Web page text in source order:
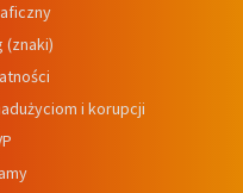
(znaki)
i korupcji